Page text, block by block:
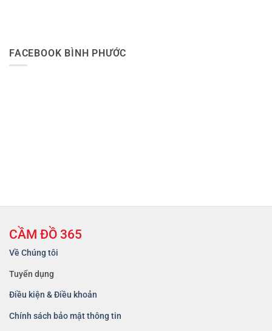
FACEBOOK BÌNH PHƯỚC
CẦM ĐỒ 365
Về Chúng tôi
Tuyển dụng
Điều kiện & Điều khoản
Chính sách bảo mật thông tin